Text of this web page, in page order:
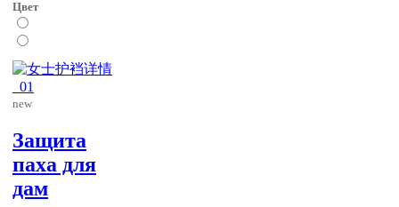
Цвет
new
Защита
паха для
дам